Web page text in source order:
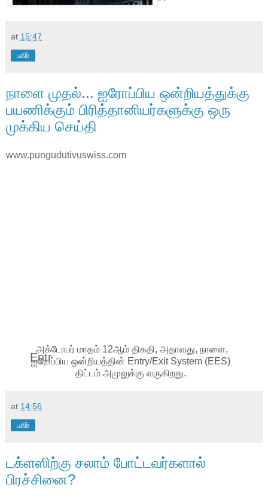
at 15:47
பகிர்
நாளை முதல்... ஐரோப்பிய ஒன்றியத்துக்கு
பயணிக்கும் பிரித்தானியர்களுக்கு ஒரு
முக்கிய செய்தி
www.pungudutivuswiss.com
அக்டோபர் மாதம் 12ஆம் திகதி, அதாவது, நாளை,
ஐரோப்பிய ஒன்றியத்தின் Entry/Exit System (EES)
திட்டம் அமுலுக்கு வருகிறது.
Entr
at 14:56
பகிர்
டக்ளஸிற்கு சலாம் போட்டவர்களால்
பிரச்சினை?